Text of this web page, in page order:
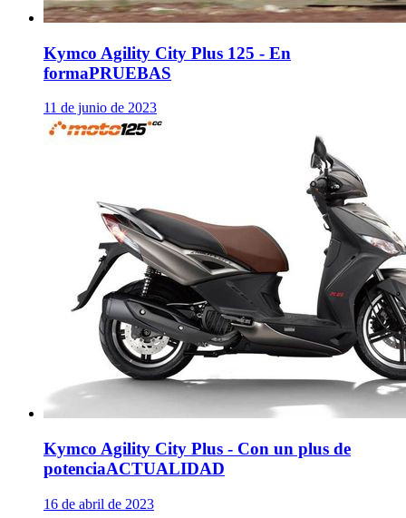
Kymco Agility City Plus 125 - En
formaPRUEBAS
11 de junio de 2023
Kymco Agility City Plus - Con un plus de
potenciaACTUALIDAD
16 de abril de 2023